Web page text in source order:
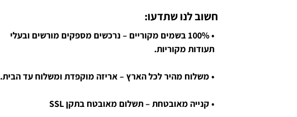
חשוב לנו שתדעו:
• 100% בשמים מקוריים – נרכשים מספקים מורשים ובעלי
תעודות מקוריות.
• משלוח מהיר לכל הארץ – אריזה מוקפדת ומשלוח עד הבית.
• קנייה מאובטחת – תשלום מאובטח בתקן SSL